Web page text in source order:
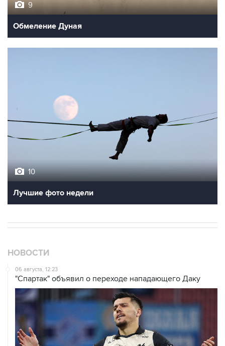
9
Обмеление Дуная
10
Лучшие фото недели
НОВОСТИ
06 августа, 12:23
"Спартак" объявил о переходе нападающего Даку